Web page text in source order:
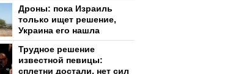
Дроны: пока Израиль
только ищет решение,
Украина его нашла
Трудное решение
известной певицы:
сплетни достали, нет сил